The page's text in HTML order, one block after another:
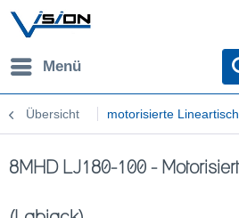
Menü
Übersicht motorisierte
8MHD LJ180-100 -